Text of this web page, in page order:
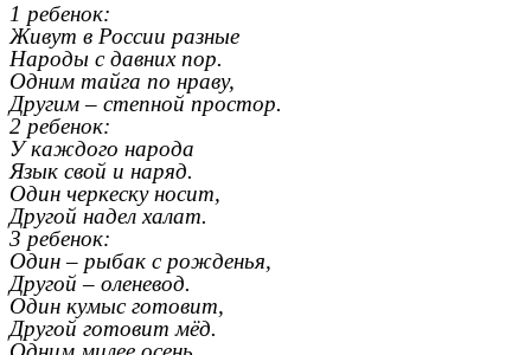
1 ребенок:
Живут в России разные
Народы с давних пор.
Одним тайга по нраву,
Другим – степной простор.
2 ребенок:
У каждого народа
Язык свой и наряд.
Один черкеску носит,
Другой надел халат.
3 ребенок:
Один – рыбак с рожденья,
Другой – оленевод.
Один кумыс готовит,
Другой готовит мёд.